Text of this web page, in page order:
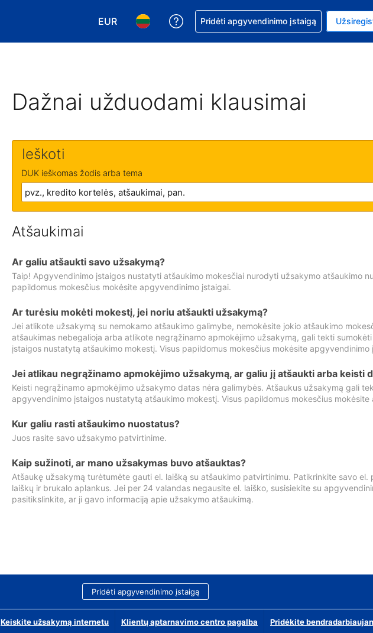
EUR
Pasirinkite valiutą. Jūsų pasirinkta valiuta: Euras
Pasirinkite kalbą. Jūsų pasirinkta kalba: Lietuvių
Pagalba dėl užsakymo
Pridėti apgyvendinimo įstaigą
Dažnai užduodami klausimai
Ieškoti
DUK ieškomas žodis arba tema
Atšaukimai
Ar galiu atšaukti savo užsakymą?
Taip! Apgyvendinimo įstaigos nustatyti atšaukimo mokesčiai nurodyti užsakymo atšaukimo
papildomus mokesčius mokėsite apgyvendinimo įstaigai.
Ar turėsiu mokėti mokestį, jei noriu atšaukti užsakymą?
Jei atlikote užsakymą su nemokamo atšaukimo galimybe, nemokėsite jokio atšaukimo
atšaukimas nebegalioja arba atlikote negrąžinamo apmokėjimo užsakymą, gali tekti
įstaigos nustatytą atšaukimo mokestį. Visus papildomus mokesčius mokėsite apgyvendinimo
Jei atlikau negrąžinamo apmokėjimo užsakymą, ar galiu jį atšaukti arba keisti
Keisti negrąžinamo apmokėjimo užsakymo datas nėra galimybės. Atšaukus užsakymą gali
apgyvendinimo įstaigos nustatytą atšaukimo mokestį. Visus papildomus mokesčius
Kur galiu rasti atšaukimo nuostatus?
Juos rasite savo užsakymo patvirtinime.
Kaip sužinoti, ar mano užsakymas buvo atšauktas?
Atšaukę užsakymą turėtumėte gauti el. laišką su atšaukimo patvirtinimu. Patikrinkite savo el.
laiškų ir brukalo aplankus. Jei per 24 valandas negausite el. laiško, susisiekite su
pasitikslinkite, ar ji gavo informaciją apie užsakymo atšaukimą.
Pridėti apgyvendinimo įstaigą
Keiskite užsakymą internetu Klientų aptarnavimo centro pagalba Pridėkite